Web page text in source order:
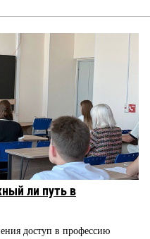
ли путь в
доступ в профессию